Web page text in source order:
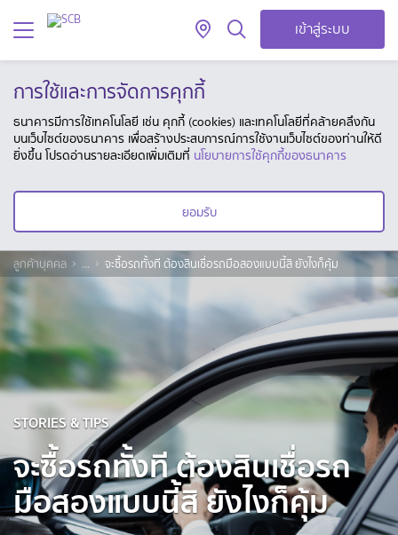
เข้าสู่ระบบ
การใช้และการจัดการคุกกี้
ธนาคารมีการใช้เทคโนโลยี เช่น คุกกี้ (cookies) และเทคโนโลยีที่คล้ายคลึงกัน
บนเว็บไซต์ของธนาคาร เพื่อสร้างประสบการณ์การใช้งานเว็บไซต์ของท่านให้ดี
ยิ่งขึ้น โปรดอ่านรายละเอียดเพิ่มเติมที่ นโยบายการใช้คุกกี้ของธนาคาร
ยอมรับ
ลูกค้าบุคคล ... จะซื้อรถทั้งที ต้องสินเชื่อรถมือสองแบบนี้สิ ยังไงก็คุ้ม
STORIES & TIPS
จะซื้อรถทั้งที ต้องสินเชื่อรถ
มือสองแบบนี้สิ ยังไงก็คุ้ม